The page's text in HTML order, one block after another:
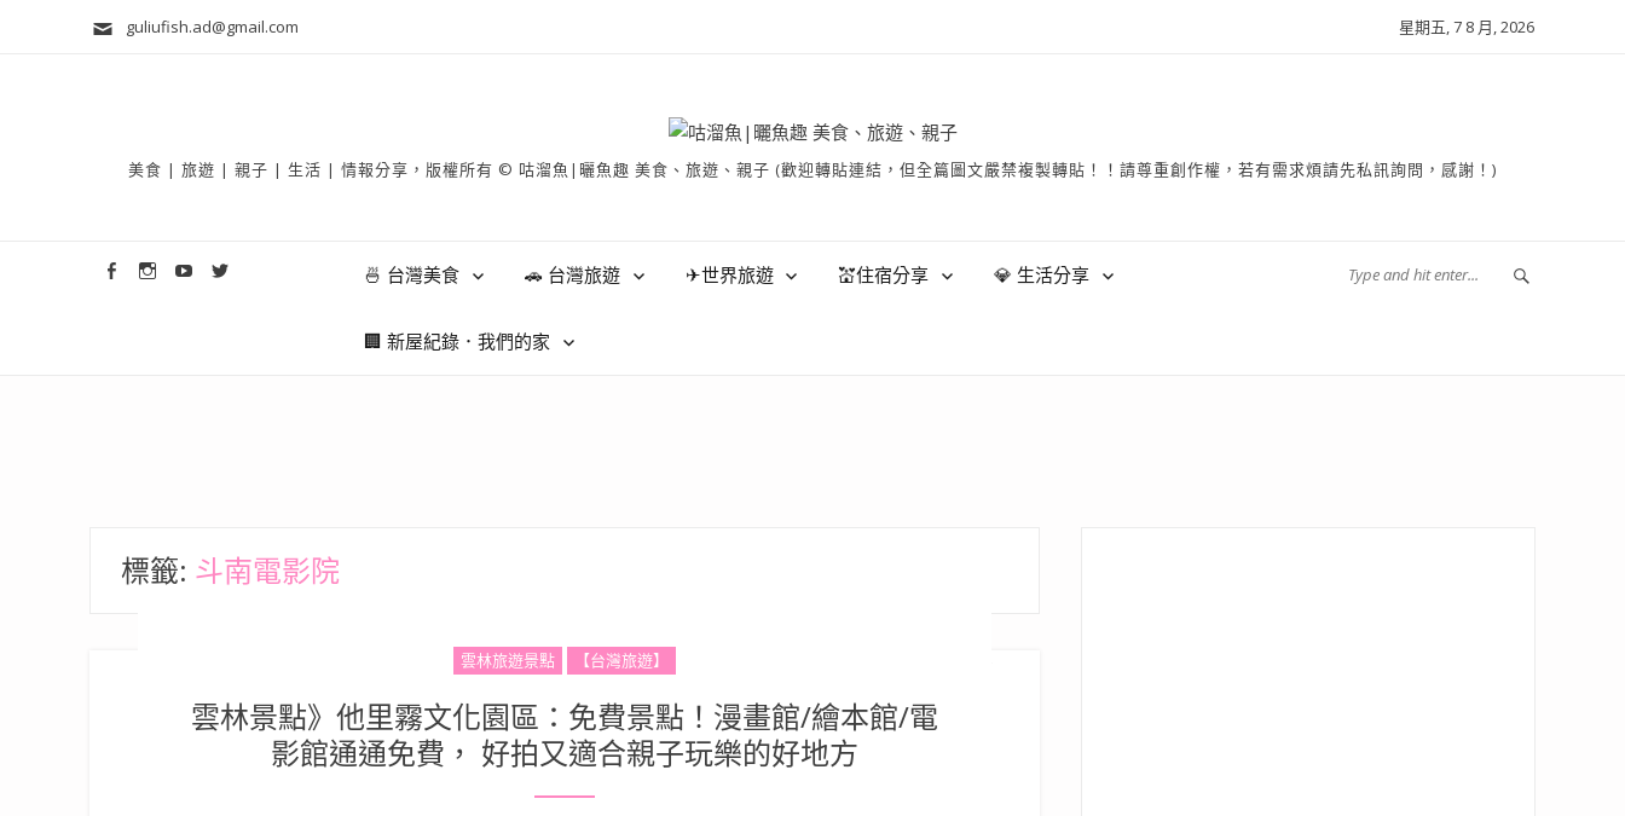
guliufish.ad@gmail.com 星期五, 7 8 月, 2026
美食 | 旅遊 | 親子 | 生活 | 情報分享，版權所有 © 咕溜魚|曬魚趣 美食、旅遊、親子 (歡迎轉貼連結，但全篇圖文嚴禁複製轉貼！！請尊重創作權，若有需求煩請先私訊詢問，感謝！)
🍜 台灣美食 🚗 台灣旅遊 ✈世界旅遊 💒住宿分享 💎 生活分享
🏢 新屋紀錄．我們的家
標籤: 斗南電影院
雲林旅遊景點 【台灣旅遊】
雲林景點》他里霧文化園區：免費景點！漫畫館/繪本館/電
影館通通免費， 好拍又適合親子玩樂的好地方